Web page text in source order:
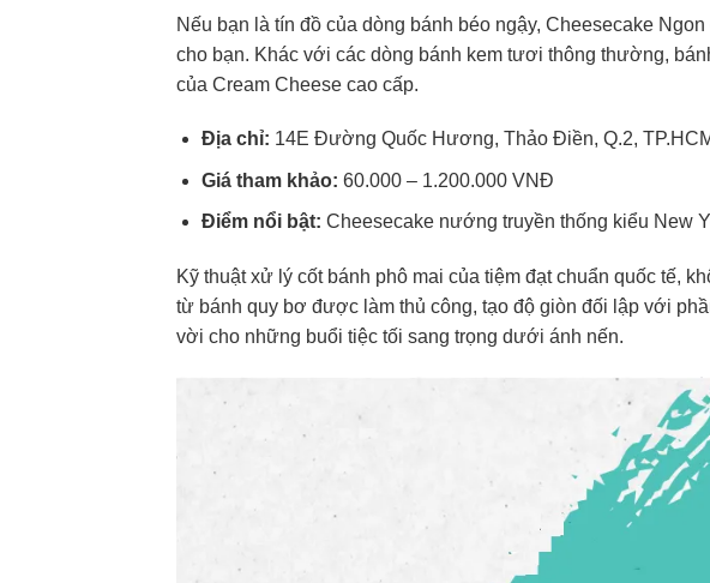
Nếu bạn là tín đồ của dòng bánh béo ngậy, Cheesecake Ngon
cho bạn. Khác với các dòng bánh kem tươi thông thường,
của Cream Cheese cao cấp.
Địa chỉ: 14E Đường Quốc Hương, Thảo Điền, Q.2,
Giá tham khảo: 60.000 – 1.200.000 VNĐ
Điểm nổi bật: Cheesecake nướng truyền thống kiểu New
Kỹ thuật xử lý cốt bánh phô mai của tiệm đạt chuẩn quốc tế,
từ bánh quy bơ được làm thủ công, tạo độ giòn đối lập với
vời cho những buổi tiệc tối sang trọng dưới ánh nến.